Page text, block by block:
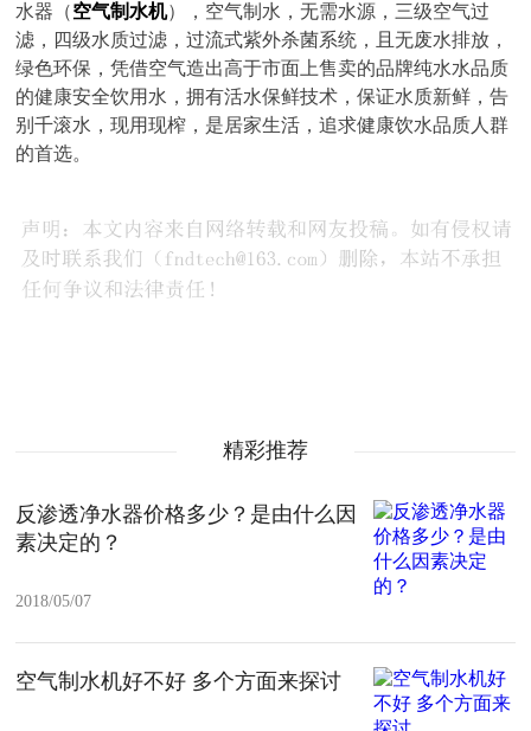
水器（空气制水机），空气制水，无需水源，三级空气过
滤，四级水质过滤，过流式紫外杀菌系统，且无废水排放，
绿色环保，凭借空气造出高于市面上售卖的品牌纯水水品质
的健康安全饮用水，拥有活水保鲜技术，保证水质新鲜，告
别千滚水，现用现榨，是居家生活，追求健康饮水品质人群
的首选。
精彩推荐
反渗透净水器价格多少？是由什么因
素决定的？
2018/05/07
空气制水机好不好 多个方面来探讨